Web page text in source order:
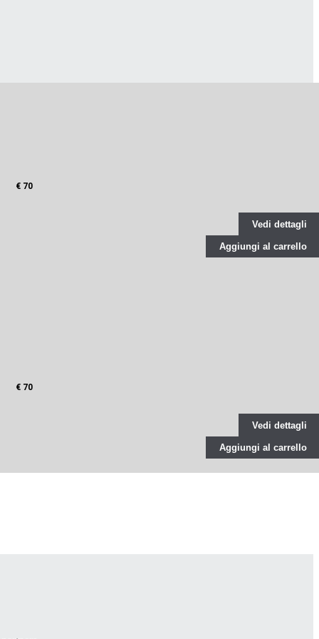
€ 70
Vedi dettagli
Aggiungi al carrello
€ 70
Vedi dettagli
Aggiungi al carrello